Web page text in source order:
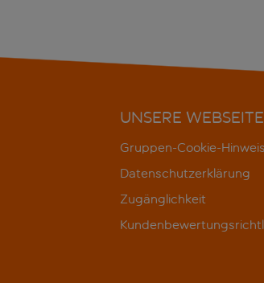
UNSERE WEBSEITE
Gruppen-Cookie-
Datenschutzerklärung
Zugänglichkeit